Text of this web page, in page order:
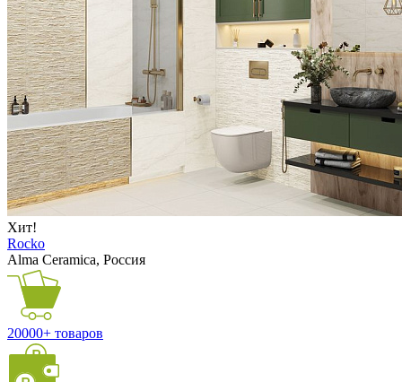
Хит!
Rocko
Alma Ceramica, Россия
20000+ товаров